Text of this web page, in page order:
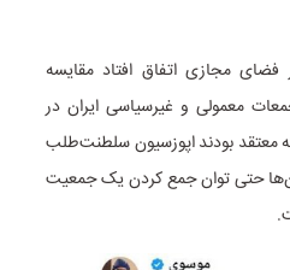
مجازی اتفاق افتاد مقایسه
معمولی و غیرسیاسی ایران در
معتقد بودند اپوزسیون سلطنت‌طلب
حتی توان جمع کردن یک جمعیت